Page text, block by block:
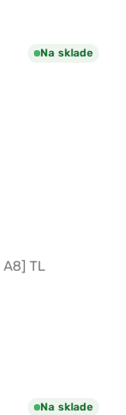
Na sklade
A8] TL
Na sklade